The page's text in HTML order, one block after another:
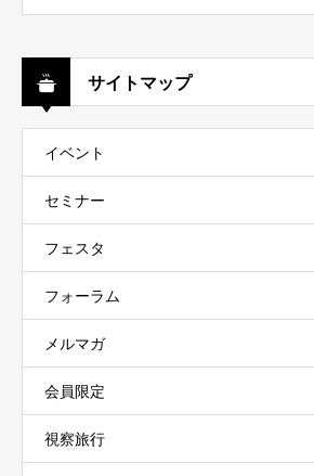
サイトマップ
イベント
セミナー
フェスタ
フォーラム
メルマガ
会員限定
視察旅行